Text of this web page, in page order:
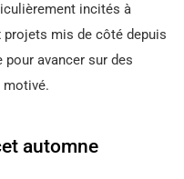
incités à
projets mis de côté depuis
pour avancer sur des
motivé.
automne